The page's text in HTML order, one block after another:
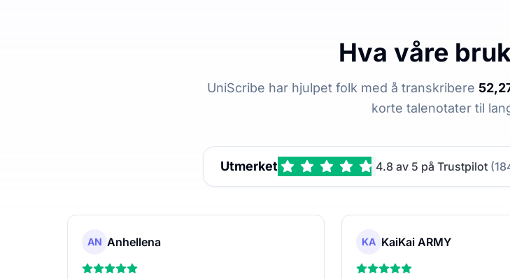
Hva våre
UniScribe har hjulpet folk med å transkribere
korte talenotater til
Utmerket 4.8 av 5 på Trustpilot
AN Anhellena KA KaiKai ARMY